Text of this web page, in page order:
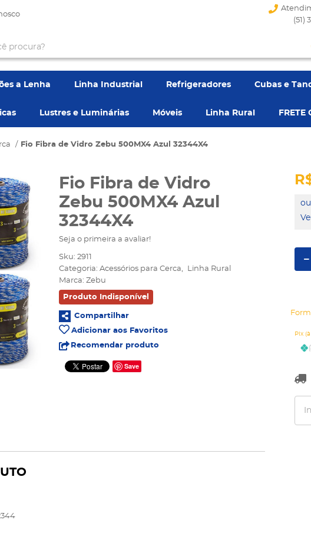
(51)
a Lenha Linha Industrial Refrigeradores Cubas e
Lustres e Luminárias Móveis Linha Rural FRETE
Fio Fibra de Vidro Zebu 500MX4 Azul 32344X4
Fio Fibra de Vidro
Zebu 500MX4 Azul
32344X4
Seja o primeira a avaliar!
Sku: 2911
Categoria: Acessórios para Cerca
Linha Rural
Marca: Zebu
Produto Indisponível
Compartilhar
Adicionar aos Favoritos
Recomendar produto
Save